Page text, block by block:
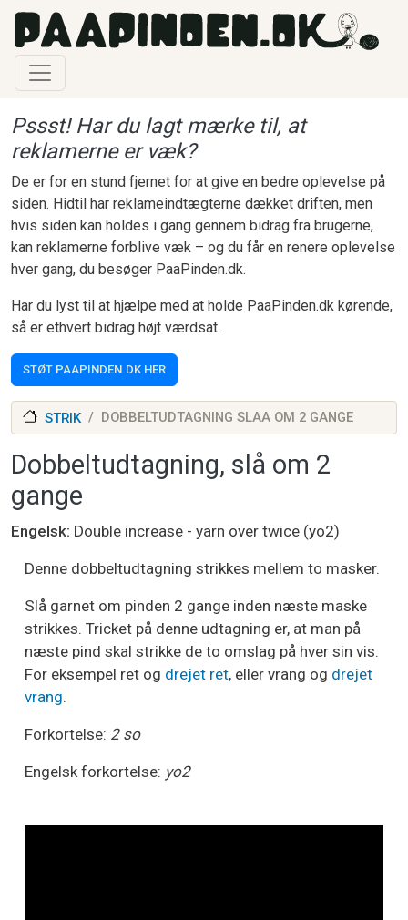
Gå til hovedindhold
Pssst! Har du lagt mærke til, at
reklamerne er væk?
De er for en stund fjernet for at give en bedre oplevelse på
siden. Hidtil har reklameindtægterne dækket driften, men
hvis siden kan holdes i gang gennem bidrag fra brugerne,
kan reklamerne forblive væk – og du får en renere oplevelse
hver gang, du besøger PaaPinden.dk.
Har du lyst til at hjælpe med at holde PaaPinden.dk kørende,
så er ethvert bidrag højt værdsat.
STØT PAAPINDEN.DK HER
STRIK DOBBELTUDTAGNING SLAA OM 2 GANGE
Dobbeltudtagning, slå om 2
gange
Engelsk Double increase - yarn over twice (yo2)
Denne dobbeltudtagning strikkes mellem to masker.
Slå garnet om pinden 2 gange inden næste maske
strikkes. Tricket på denne udtagning er, at man på
næste pind skal strikke de to omslag på hver sin vis.
For eksempel ret og drejet ret, eller vrang og drejet
vrang.
Forkortelse: 2 so
Engelsk forkortelse: yo2